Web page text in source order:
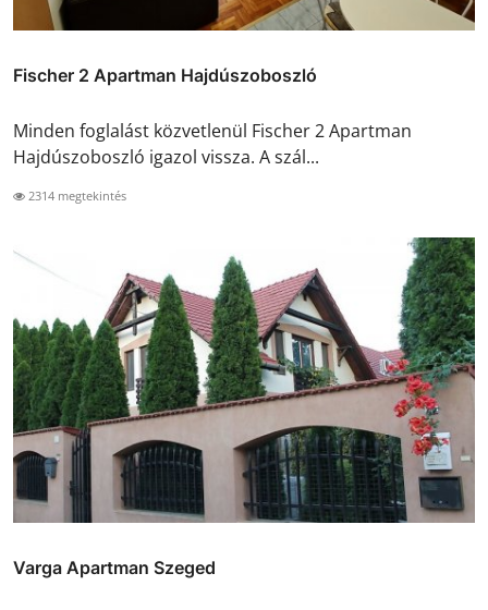
Fischer 2 Apartman Hajdúszoboszló
Minden foglalást közvetlenül Fischer 2 Apartman
Hajdúszoboszló igazol vissza. A szál...
2314 megtekintés
Varga Apartman Szeged